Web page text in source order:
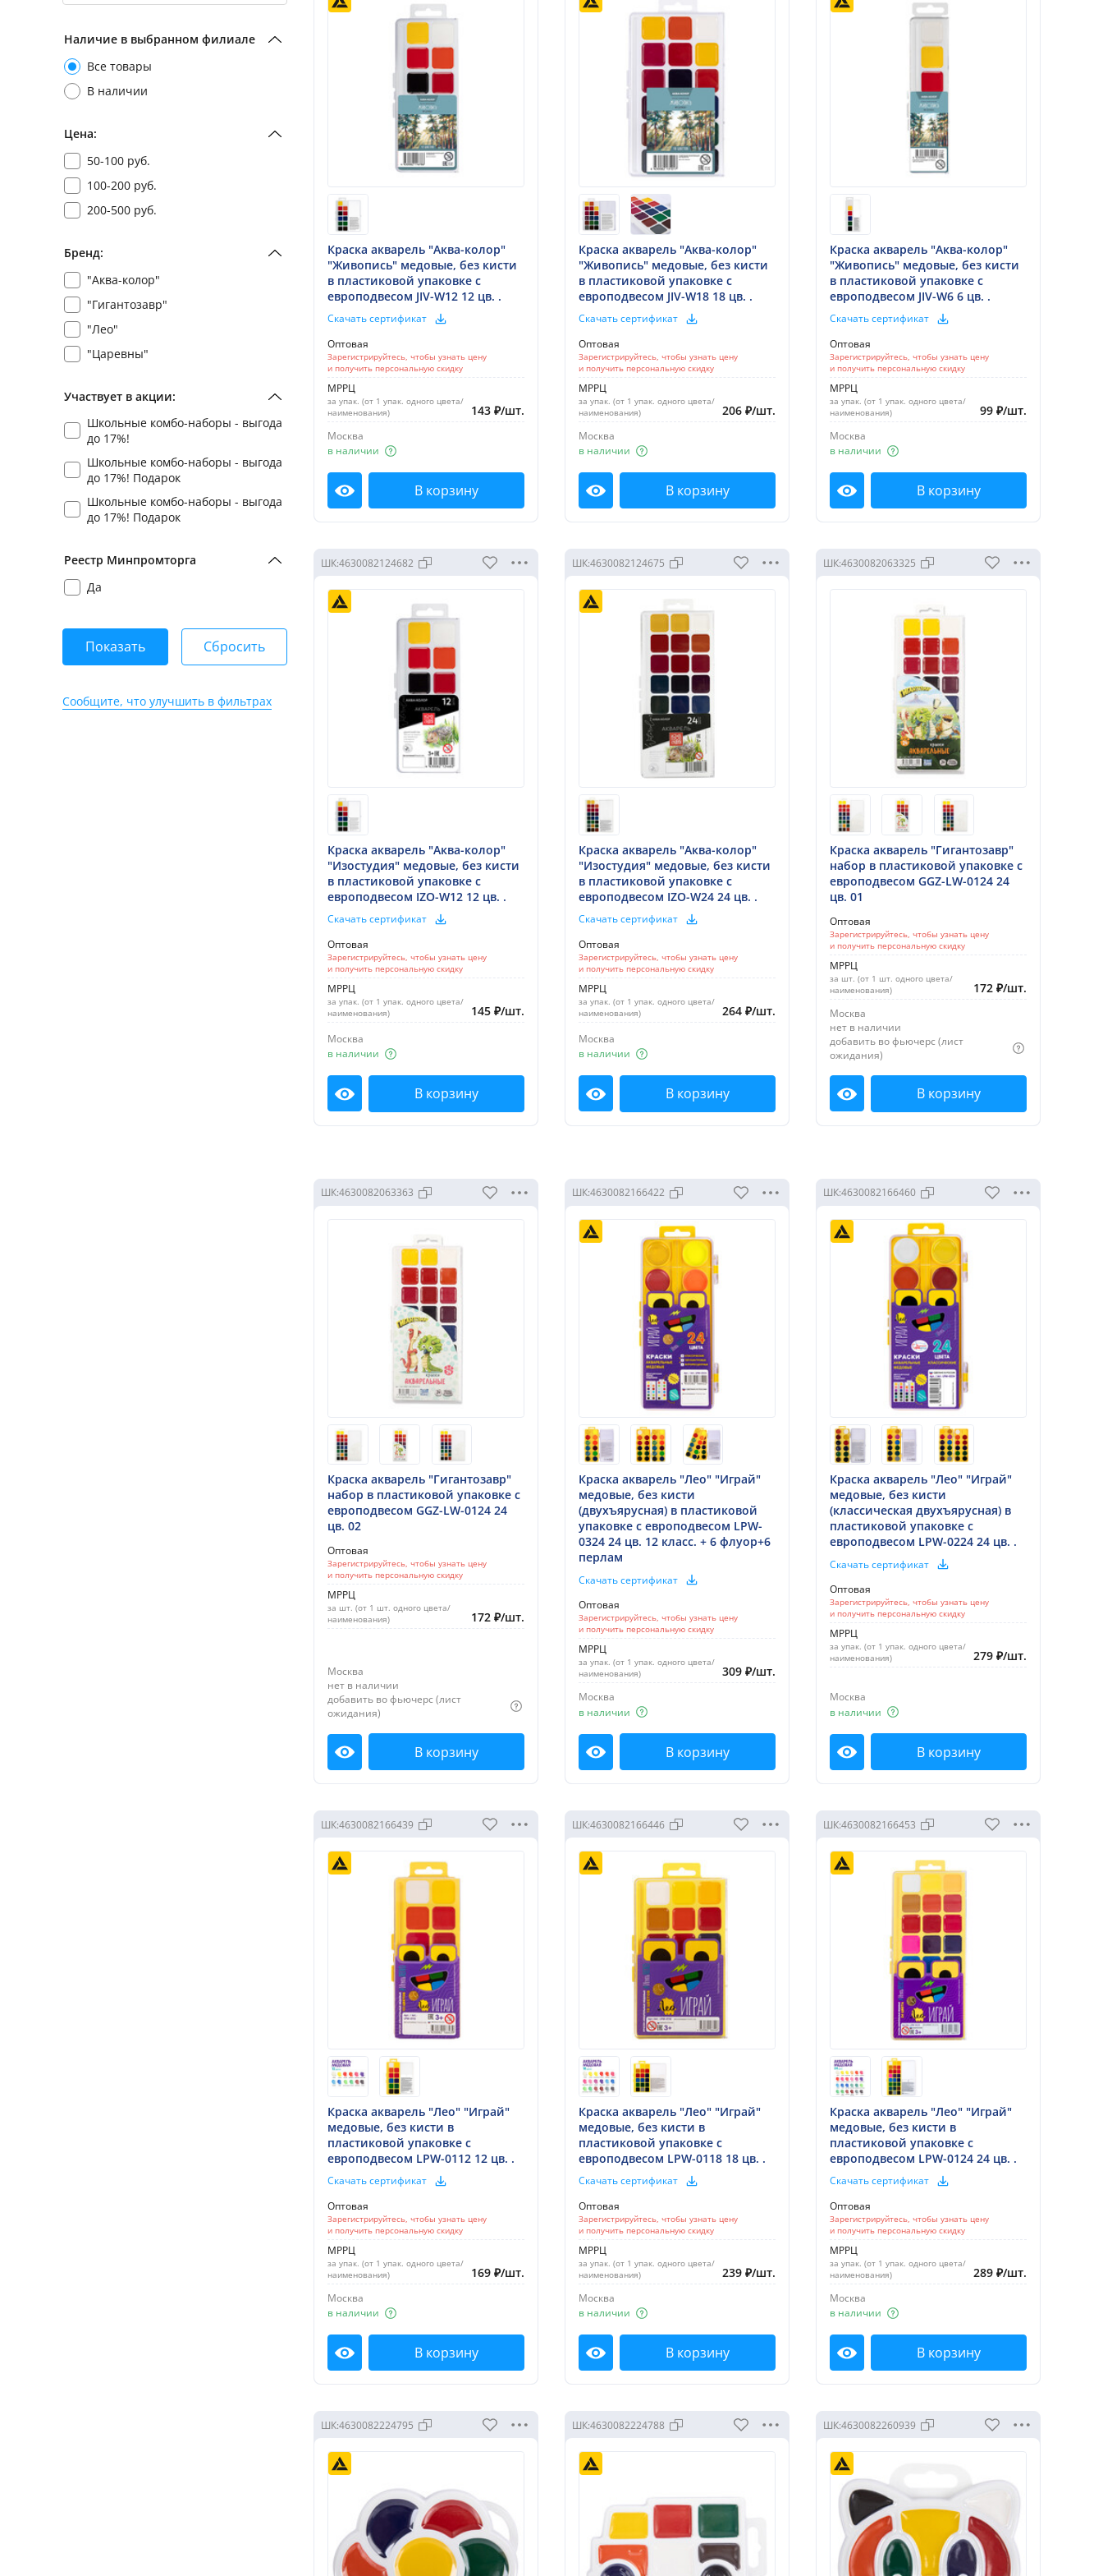
Наличие в выбранном филиале
Все товары
В наличии
Цена:
50-100 руб.
100-200 руб.
200-500 руб.
Бренд:
"Аква-колор"
"Гигантозавр"
"Лео"
"Царевны"
Участвует в акции:
Школьные комбо-наборы - выгода
до 17%!
Школьные комбо-наборы - выгода
до 17%! Подарок
Школьные комбо-наборы - выгода
до 17%! Подарок
Реестр Минпромторга
Да
Показать Сбросить
Сообщите, что улучшить в фильтрах
Краска акварель "Аква-колор"
"Живопись" медовые, без кисти
в пластиковой упаковке с
европодвесом JIV-W12 12 цв. .
Скачать сертификат
Оптовая
Зарегистрируйтесь, чтобы узнать цену
и получить персональную скидку
МРРЦ
за упак. (от 1 упак. одного цвета/
наименования)
143 ₽/шт.
Москва
в наличии
ПосмотретьВ корзину
Краска акварель "Аква-колор"
"Живопись" медовые, без кисти
в пластиковой упаковке с
европодвесом JIV-W18 18 цв. .
Скачать сертификат
Оптовая
Зарегистрируйтесь, чтобы узнать цену
и получить персональную скидку
МРРЦ
за упак. (от 1 упак. одного цвета/
наименования)
206 ₽/шт.
Москва
в наличии
ПосмотретьВ корзину
Краска акварель "Аква-колор"
"Живопись" медовые, без кисти
в пластиковой упаковке с
европодвесом JIV-W6 6 цв. .
Скачать сертификат
Оптовая
Зарегистрируйтесь, чтобы узнать цену
и получить персональную скидку
МРРЦ
за упак. (от 1 упак. одного цвета/
наименования)
99 ₽/шт.
Москва
в наличии
ПосмотретьВ корзину
ШК:4630082124682
Краска акварель "Аква-колор"
"Изостудия" медовые, без кисти
в пластиковой упаковке с
европодвесом IZO-W12 12 цв. .
Скачать сертификат
Оптовая
Зарегистрируйтесь, чтобы узнать цену
и получить персональную скидку
МРРЦ
за упак. (от 1 упак. одного цвета/
наименования)
145 ₽/шт.
Москва
в наличии
ПосмотретьВ корзину
ШК:4630082124675
Краска акварель "Аква-колор"
"Изостудия" медовые, без кисти
в пластиковой упаковке с
европодвесом IZO-W24 24 цв. .
Скачать сертификат
Оптовая
Зарегистрируйтесь, чтобы узнать цену
и получить персональную скидку
МРРЦ
за упак. (от 1 упак. одного цвета/
наименования)
264 ₽/шт.
Москва
в наличии
ПосмотретьВ корзину
ШК:4630082063325
Краска акварель "Гигантозавр"
набор в пластиковой упаковке с
европодвесом GGZ-LW-0124 24
цв. 01
Оптовая
Зарегистрируйтесь, чтобы узнать цену
и получить персональную скидку
МРРЦ
за шт. (от 1 шт. одного цвета/
наименования)
172 ₽/шт.
Москва
нет в наличии
добавить во фьючерс (лист
ожидания)
ПосмотретьВ корзину
ШК:4630082063363
Краска акварель "Гигантозавр"
набор в пластиковой упаковке с
европодвесом GGZ-LW-0124 24
цв. 02
Оптовая
Зарегистрируйтесь, чтобы узнать цену
и получить персональную скидку
МРРЦ
за шт. (от 1 шт. одного цвета/
наименования)
172 ₽/шт.
Москва
нет в наличии
добавить во фьючерс (лист
ожидания)
ПосмотретьВ корзину
ШК:4630082166422
Краска акварель "Лео" "Играй"
медовые, без кисти
(двухъярусная) в пластиковой
упаковке с европодвесом LPW-
0324 24 цв. 12 класс. + 6 флуор+6
перлам
Скачать сертификат
Оптовая
Зарегистрируйтесь, чтобы узнать цену
и получить персональную скидку
МРРЦ
за упак. (от 1 упак. одного цвета/
наименования)
309 ₽/шт.
Москва
в наличии
ПосмотретьВ корзину
ШК:4630082166460
Краска акварель "Лео" "Играй"
медовые, без кисти
(классическая двухъярусная) в
пластиковой упаковке с
европодвесом LPW-0224 24 цв. .
Скачать сертификат
Оптовая
Зарегистрируйтесь, чтобы узнать цену
и получить персональную скидку
МРРЦ
за упак. (от 1 упак. одного цвета/
наименования)
279 ₽/шт.
Москва
в наличии
ПосмотретьВ корзину
ШК:4630082166439
Краска акварель "Лео" "Играй"
медовые, без кисти в
пластиковой упаковке с
европодвесом LPW-0112 12 цв. .
Скачать сертификат
Оптовая
Зарегистрируйтесь, чтобы узнать цену
и получить персональную скидку
МРРЦ
за упак. (от 1 упак. одного цвета/
наименования)
169 ₽/шт.
Москва
в наличии
ПосмотретьВ корзину
ШК:4630082166446
Краска акварель "Лео" "Играй"
медовые, без кисти в
пластиковой упаковке с
европодвесом LPW-0118 18 цв. .
Скачать сертификат
Оптовая
Зарегистрируйтесь, чтобы узнать цену
и получить персональную скидку
МРРЦ
за упак. (от 1 упак. одного цвета/
наименования)
239 ₽/шт.
Москва
в наличии
ПосмотретьВ корзину
ШК:4630082166453
Краска акварель "Лео" "Играй"
медовые, без кисти в
пластиковой упаковке с
европодвесом LPW-0124 24 цв. .
Скачать сертификат
Оптовая
Зарегистрируйтесь, чтобы узнать цену
и получить персональную скидку
МРРЦ
за упак. (от 1 упак. одного цвета/
наименования)
289 ₽/шт.
Москва
в наличии
ПосмотретьВ корзину
ШК:4630082224795 ШК:4630082224788 ШК:4630082260939